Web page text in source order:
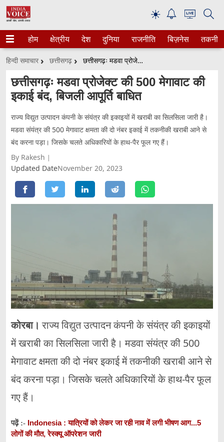
☀
होम क्षेत्रीय देश दुनिया राजनीति बिज़नेस तकनीक
हिन्दी समाचार छत्तीसगढ़ छत्तीसगढ़ः मडवा प्रोजेक्ट की 500 मेगावाट की इकाई बंद, बिजली आपूर्ति बाधित
छत्तीसगढ़ः मडवा प्रोजेक्ट की 500 मेगावाट की
इकाई बंद, बिजली आपूर्ति बाधित
राज्य विद्युत उत्पादन कंपनी के संयंत्र की इकाइयों में खराबी का सिलसिला जारी है।
मडवा संयंत्र की 500 मेगावाट क्षमता की दो नंबर इकाई में तकनीकी खराबी आने से
बंद करना पड़ा। जिसके चलते अधिकारियों के हाथ-पैर फूल गए हैं।
By Rakesh
Updated DateNovember 20, 2023
कोरबा।राज्य विद्युत उत्पादन कंपनी के संयंत्र की इकाइयों
में खराबी का सिलसिला जारी है। मडवा संयंत्र की 500
मेगावाट क्षमता की दो नंबर इकाई में तकनीकी खराबी आने से
बंद करना पड़ा। जिसके चलते अधिकारियों के हाथ-पैर फूल
गए हैं।
पढ़ें :- Indonesia : यात्रियों को लेकर जा रही नाव में लगी भीषण आग...5
लोगों की मौत, रेस्क्यू ऑपरेशन जारी